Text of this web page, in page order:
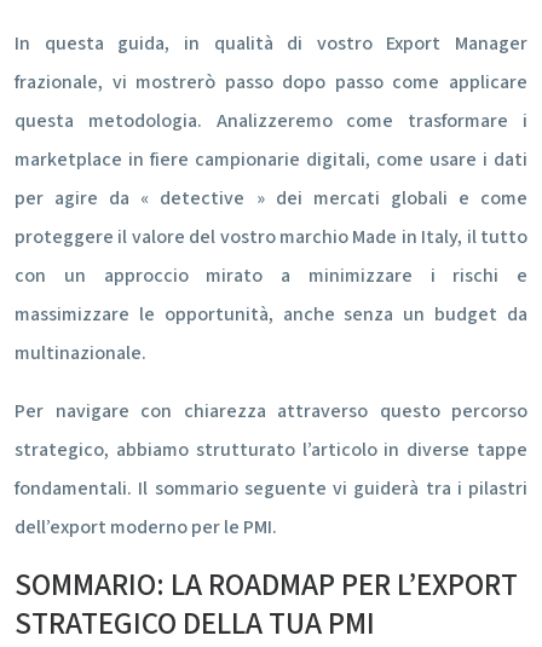
In questa guida, in qualità di vostro Export Manager
frazionale, vi mostrerò passo dopo passo come applicare
questa metodologia. Analizzeremo come trasformare i
marketplace in fiere campionarie digitali, come usare i dati
per agire da « detective » dei mercati globali e come
proteggere il valore del vostro marchio Made in Italy, il tutto
con un approccio mirato a minimizzare i rischi e
massimizzare le opportunità, anche senza un budget da
multinazionale.
Per navigare con chiarezza attraverso questo percorso
strategico, abbiamo strutturato l’articolo in diverse tappe
fondamentali. Il sommario seguente vi guiderà tra i pilastri
dell’export moderno per le PMI.
SOMMARIO: LA ROADMAP PER L’EXPORT
STRATEGICO DELLA TUA PMI